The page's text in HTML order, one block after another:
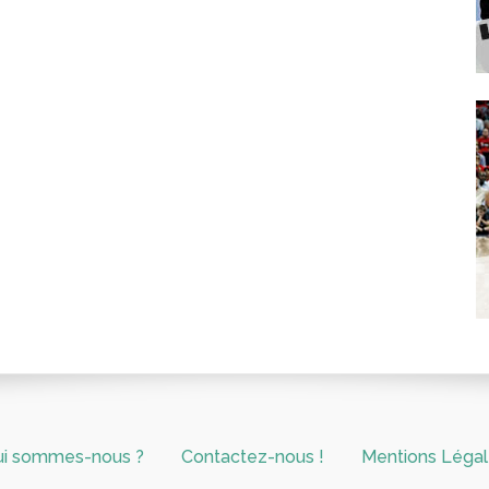
sommes-nous ? Contactez-nous ! Mentions